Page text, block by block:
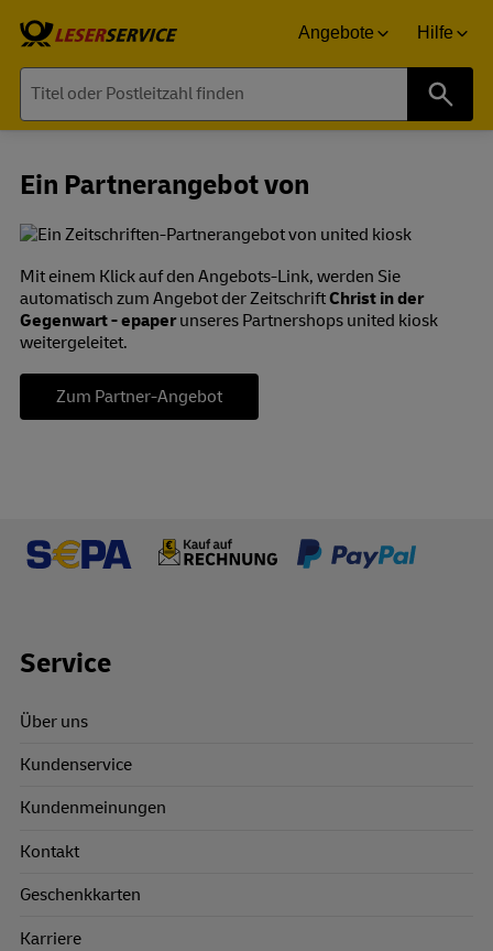
Angebote Hilfe
Ein Partnerangebot von
Mit einem Klick auf den Angebots-Link, werden Sie
automatisch zum Angebot der ZeitschriftChrist in der
Gegenwart - epaperunseres Partnershops united kiosk
weitergeleitet.
Zum Partner-Angebot
Footer Links
Service
Über uns
Kundenservice
Kundenmeinungen
Kontakt
Geschenkkarten
Karriere